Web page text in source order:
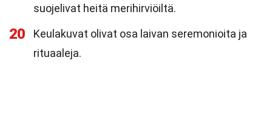
suojelivat heitä merihirviöiltä.
20
Keulakuvat olivat osa laivan seremonioita ja
rituaaleja.